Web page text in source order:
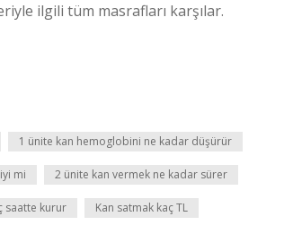
ilgili tüm masrafları karşılar.
1 ünite kan hemoglobini ne kadar düşürür
mi 2 ünite kan vermek ne kadar sürer
saatte kurur Kan satmak kaç TL